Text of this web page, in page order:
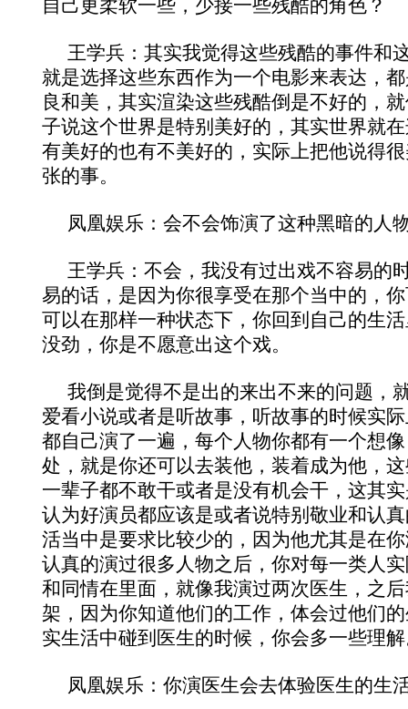
自己更柔软一些，少接一些残酷的角色？
王学兵：其实我觉得这些残酷的事件和
就是选择这些东西作为一个电影来表达，
良和美，其实渲染这些残酷倒是不好的，
子说这个世界是特别美好的，其实世界就
有美好的也有不美好的，实际上把他说得
张的事。
凤凰娱乐：会不会饰演了这种黑暗的人
王学兵：不会，我没有过出戏不容易的
易的话，是因为你很享受在那个当中的，
可以在那样一种状态下，你回到自己的生
没劲，你是不愿意出这个戏。
我倒是觉得不是出的来出不来的问题，
爱看小说或者是听故事，听故事的时候实
都自己演了一遍，每个人物你都有一个想
处，就是你还可以去装他，装着成为他，
一辈子都不敢干或者是没有机会干，这其
认为好演员都应该是或者说特别敬业和认
活当中是要求比较少的，因为他尤其是在
认真的演过很多人物之后，你对每一类人
和同情在里面，就像我演过两次医生，之
架，因为你知道他们的工作，体会过他们
实生活中碰到医生的时候，你会多一些理
凤凰娱乐：你演医生会去体验医生的生